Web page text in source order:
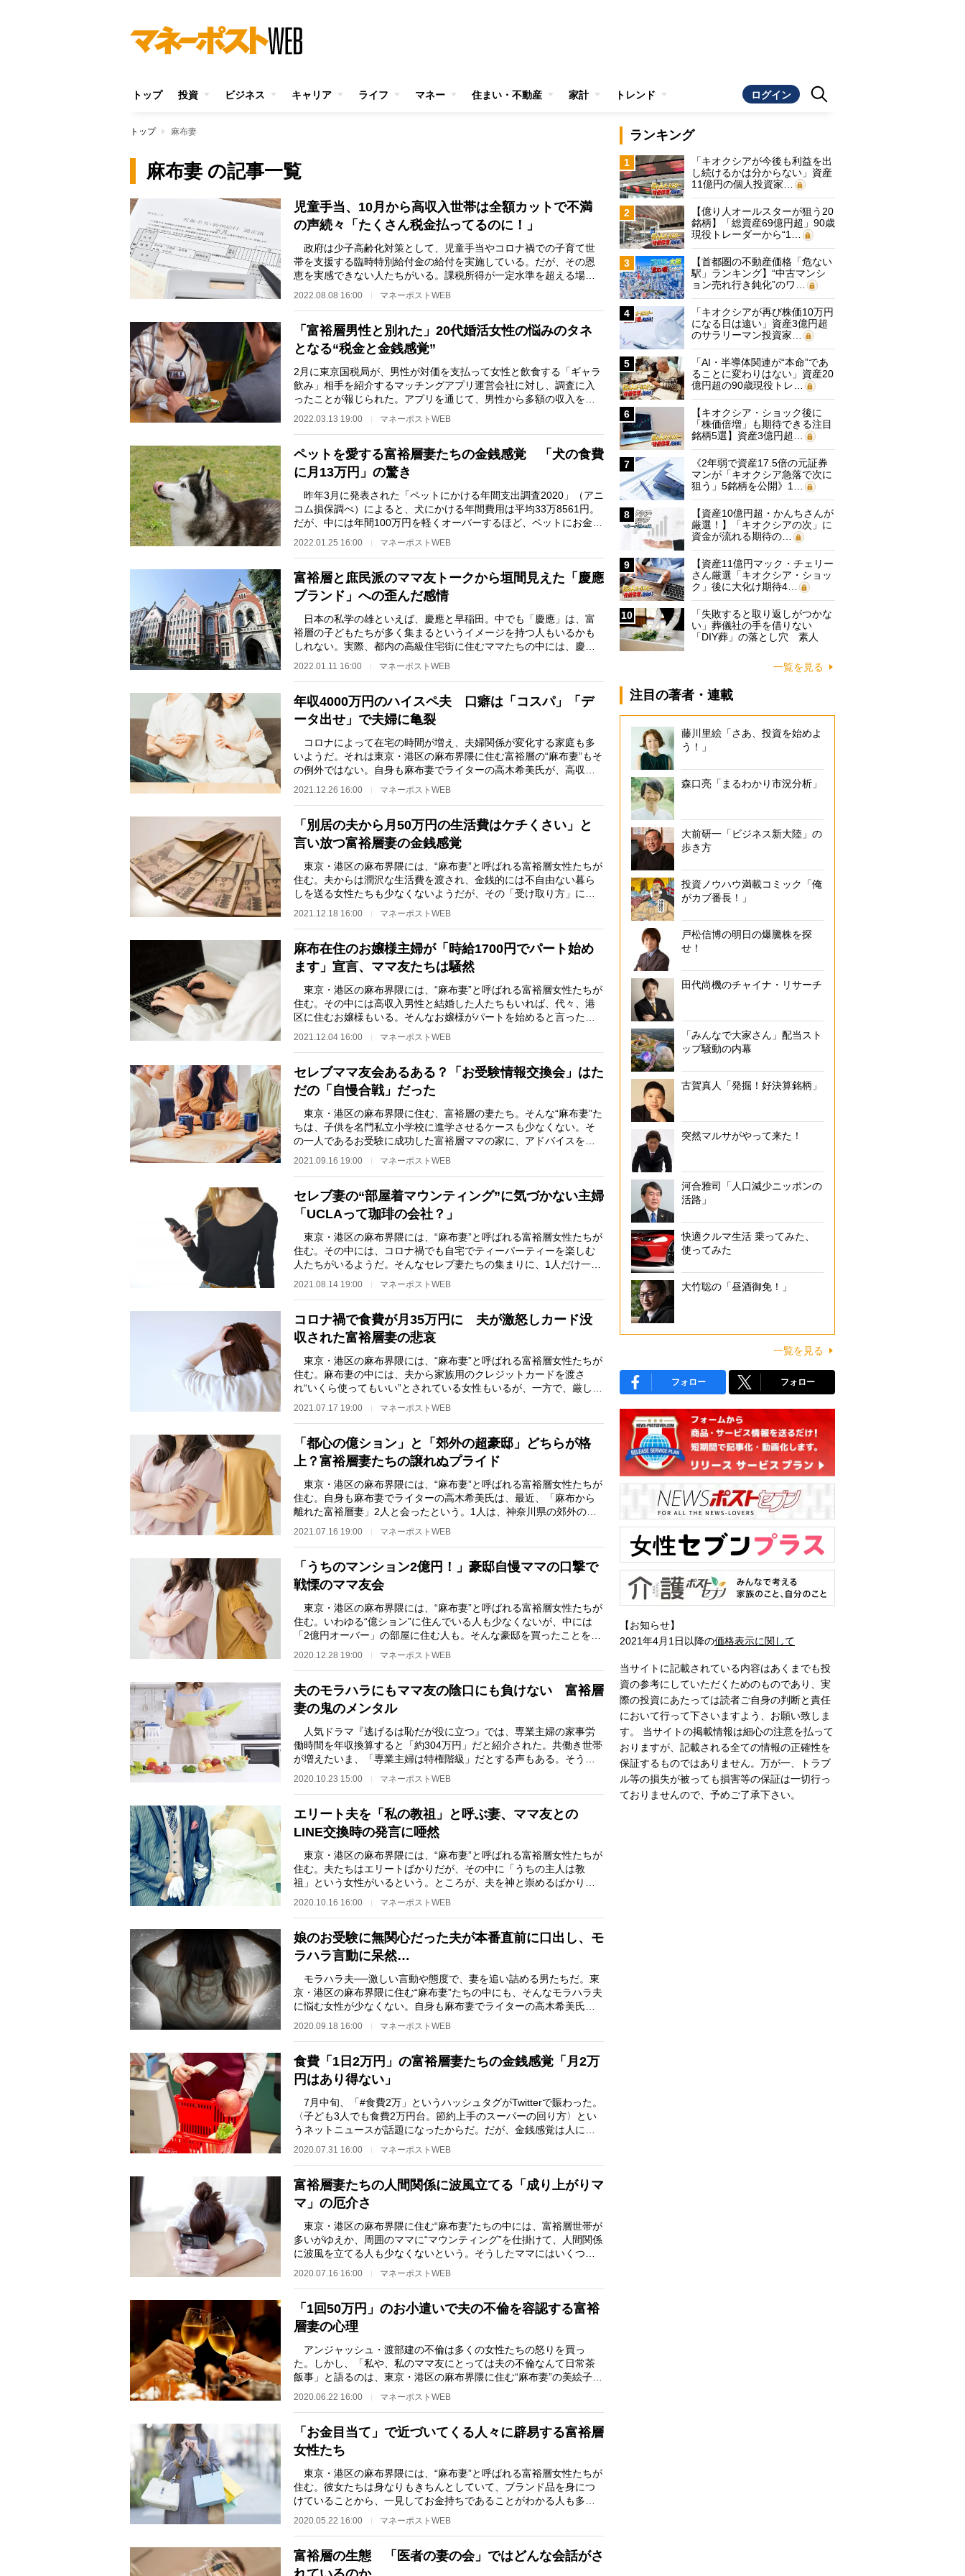
トップ 投資 ビジネス キャリア ライフ マネー 住まい・不動産 家計 トレンド ログイン
トップ 麻布妻
麻布妻 の記事一覧
児童手当、10月から高収入世帯は全額カットで不満
の声続々「たくさん税金払ってるのに！」
政府は少子高齢化対策として、児童手当やコロナ禍での子育て世
帯を支援する臨時特別給付金の給付を実施している。だが、その恩
恵を実感できない人たちがいる。課税所得が一定水準を超える場
2022.08.08 16:00 マネーポストWEB
「富裕層男性と別れた」20代婚活女性の悩みのタネ
となる“税金と金銭感覚”
2月に東京国税局が、男性が対価を支払って女性と飲食する「ギャラ
飲み」相手を紹介するマッチングアプリ運営会社に対し、調査に入
ったことが報じられた。アプリを通じて、男性から多額の収入を受
2022.03.13 19:00 マネーポストWEB
ペットを愛する富裕層妻たちの金銭感覚 「犬の食費
に月13万円」の驚き
昨年3月に発表された「ペットにかける年間支出調査2020」（アニ
コム損保調べ）によると、犬にかける年間費用は平均33万8561円。
だが、中には年間100万円を軽くオーバーするほど、ペットにお金を
2022.01.25 16:00 マネーポストWEB
富裕層と庶民派のママ友トークから垣間見えた「慶應
ブランド」への歪んだ感情
日本の私学の雄といえば、慶應と早稲田。中でも「慶應」は、富
裕層の子どもたちが多く集まるというイメージを持つ人もいるかも
しれない。実際、都内の高級住宅街に住むママたちの中には、慶應
2022.01.11 16:00 マネーポストWEB
年収4000万円のハイスペ夫 口癖は「コスパ」「デ
ータ出せ」で夫婦に亀裂
コロナによって在宅の時間が増え、夫婦関係が変化する家庭も多
いようだ。それは東京・港区の麻布界隈に住む富裕層の“麻布妻”もそ
の例外ではない。自身も麻布妻でライターの高木希美氏が、高収入
2021.12.26 16:00 マネーポストWEB
「別居の夫から月50万円の生活費はケチくさい」と
言い放つ富裕層妻の金銭感覚
東京・港区の麻布界隈には、“麻布妻”と呼ばれる富裕層女性たちが
住む。夫からは潤沢な生活費を渡され、金銭的には不自由ない暮ら
しを送る女性たちも少なくないようだが、その「受け取り方」にも
2021.12.18 16:00 マネーポストWEB
麻布在住のお嬢様主婦が「時給1700円でパート始め
ます」宣言、ママ友たちは騒然
東京・港区の麻布界隈には、“麻布妻”と呼ばれる富裕層女性たちが
住む。その中には高収入男性と結婚した人たちもいれば、代々、港
区に住むお嬢様もいる。そんなお嬢様がパートを始めると言った
2021.12.04 16:00 マネーポストWEB
セレブママ友会あるある？「お受験情報交換会」はた
だの「自慢合戦」だった
東京・港区の麻布界隈に住む、富裕層の妻たち。そんな“麻布妻”た
ちは、子供を名門私立小学校に進学させるケースも少なくない。そ
の一人であるお受験に成功した富裕層ママの家に、アドバイスを聞
2021.09.16 19:00 マネーポストWEB
セレブ妻の“部屋着マウンティング”に気づかない主婦
「UCLAって珈琲の会社？」
東京・港区の麻布界隈には、“麻布妻”と呼ばれる富裕層女性たちが
住む。その中には、コロナ禍でも自宅でティーパーティーを楽しむ
人たちがいるようだ。そんなセレブ妻たちの集まりに、1人だけ一般
2021.08.14 19:00 マネーポストWEB
コロナ禍で食費が月35万円に 夫が激怒しカード没
収された富裕層妻の悲哀
東京・港区の麻布界隈には、“麻布妻”と呼ばれる富裕層女性たちが
住む。麻布妻の中には、夫から家族用のクレジットカードを渡さ
れ“いくら使ってもいい”とされている女性もいるが、一方で、厳しく
2021.07.17 19:00 マネーポストWEB
「都心の億ション」と「郊外の超豪邸」どちらが格
上？富裕層妻たちの譲れぬプライド
東京・港区の麻布界隈には、“麻布妻”と呼ばれる富裕層女性たちが
住む。自身も麻布妻でライターの高木希美氏は、最近、「麻布から
離れた富裕層妻」2人と会ったという。1人は、神奈川県の郊外の豪
2021.07.16 19:00 マネーポストWEB
「うちのマンション2億円！」豪邸自慢ママの口撃で
戦慄のママ友会
東京・港区の麻布界隈には、“麻布妻”と呼ばれる富裕層女性たちが
住む。いわゆる“億ション”に住んでいる人も少なくないが、中には
「2億円オーバー」の部屋に住む人も。そんな豪邸を買ったことを自
2020.12.28 19:00 マネーポストWEB
夫のモラハラにもママ友の陰口にも負けない 富裕層
妻の鬼のメンタル
人気ドラマ『逃げるは恥だが役に立つ』では、専業主婦の家事労
働時間を年収換算すると「約304万円」だと紹介された。共働き世帯
が増えたいま、「専業主婦は特権階級」だとする声もある。そうし
2020.10.23 15:00 マネーポストWEB
エリート夫を「私の教祖」と呼ぶ妻、ママ友との
LINE交換時の発言に唖然
東京・港区の麻布界隈には、“麻布妻”と呼ばれる富裕層女性たちが
住む。夫たちはエリートばかりだが、その中に「うちの主人は教
祖」という女性がいるという。ところが、夫を神と崇めるばかり
2020.10.16 16:00 マネーポストWEB
娘のお受験に無関心だった夫が本番直前に口出し、モ
ラハラ言動に呆然…
モラハラ夫──激しい言動や態度で、妻を追い詰める男たちだ。東
京・港区の麻布界隈に住む“麻布妻”たちの中にも、そんなモラハラ夫
に悩む女性が少なくない。自身も麻布妻でライターの高木希美氏
2020.09.18 16:00 マネーポストWEB
食費「1日2万円」の富裕層妻たちの金銭感覚「月2万
円はあり得ない」
7月中旬、「#食費2万」というハッシュタグがTwitterで賑わった。
〈子ども3人でも食費2万円台。節約上手のスーパーの回り方〉とい
うネットニュースが話題になったからだ。だが、金銭感覚は人によ
2020.07.31 16:00 マネーポストWEB
富裕層妻たちの人間関係に波風立てる「成り上がりマ
マ」の厄介さ
東京・港区の麻布界隈に住む“麻布妻”たちの中には、富裕層世帯が
多いがゆえか、周囲のママに“マウンティング”を仕掛けて、人間関係
に波風を立てる人も少なくないという。そうしたママにはいくつか
2020.07.16 16:00 マネーポストWEB
「1回50万円」のお小遣いで夫の不倫を容認する富裕
層妻の心理
アンジャッシュ・渡部建の不倫は多くの女性たちの怒りを買っ
た。しかし、「私や、私のママ友にとっては夫の不倫なんて日常茶
飯事」と語るのは、東京・港区の麻布界隈に住む“麻布妻”の美絵子さ
2020.06.22 16:00 マネーポストWEB
「お金目当て」で近づいてくる人々に辟易する富裕層
女性たち
東京・港区の麻布界隈には、“麻布妻”と呼ばれる富裕層女性たちが
住む。彼女たちは身なりもきちんとしていて、ブランド品を身につ
けていることから、一見してお金持ちであることがわかる人も多
2020.05.22 16:00 マネーポストWEB
富裕層の生態 「医者の妻の会」ではどんな会話がさ
ランキング
1
「キオクシアが今後も利益を出
し続けるかは分からない」資産
11億円の個人投資家…
2
【億り人オールスターが狙う20
銘柄】「総資産69億円超」90歳
現役トレーダーから“1…
3
【首都圏の不動産価格「危ない
駅」ランキング】“中古マンシ
ョン売れ行き鈍化”のワ…
4
「キオクシアが再び株価10万円
になる日は遠い」資産3億円超
のサラリーマン投資家…
5
「AI・半導体関連が“本命”であ
ることに変わりはない」資産20
億円超の90歳現役トレ…
6
【キオクシア・ショック後に
「株価倍増」も期待できる注目
銘柄5選】資産3億円超…
7
《2年弱で資産17.5倍の元証券
マンが「キオクシア急落で次に
狙う」5銘柄を公開》1…
8
【資産10億円超・かんちさんが
厳選！】「キオクシアの次」に
資金が流れる期待の…
9
【資産11億円マック・チェリー
さん厳選「キオクシア・ショッ
ク」後に大化け期待4…
10
「失敗すると取り返しがつかな
い」葬儀社の手を借りない
「DIY葬」の落とし穴 素人
一覧を見る
注目の著者・連載
藤川里絵「さあ、投資を始めよ
う！」
森口亮「まるわかり市況分析」
大前研一「ビジネス新大陸」の
歩き方
投資ノウハウ満載コミック「俺
がカブ番長！」
戸松信博の明日の爆騰株を探
せ！
田代尚機のチャイナ・リサーチ
「みんなで大家さん」配当スト
ップ騒動の内幕
古賀真人「発掘！好決算銘柄」
突然マルサがやって来た！
河合雅司「人口減少ニッポンの
活路」
快適クルマ生活 乗ってみた、
使ってみた
大竹聡の「昼酒御免！」
一覧を見る
フォロー フォロー
【お知らせ】
2021年4月1日以降の価格表示に関して
当サイトに記載されている内容はあくまでも投
資の参考にしていただくためのものであり、実
際の投資にあたっては読者ご自身の判断と責任
において行って下さいますよう、お願い致しま
す。 当サイトの掲載情報は細心の注意を払って
おりますが、記載される全ての情報の正確性を
保証するものではありません。万が一、トラブ
ル等の損失が被っても損害等の保証は一切行っ
ておりませんので、予めご了承下さい。